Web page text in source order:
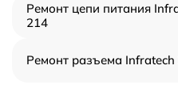
Ремонт цепи питания
214
Ремонт разъема Infratech